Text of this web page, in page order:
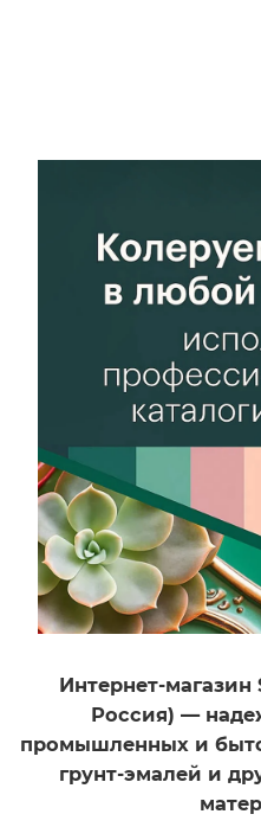
Интернет-
Россия) —
промышленных и
грунт-эмалей и